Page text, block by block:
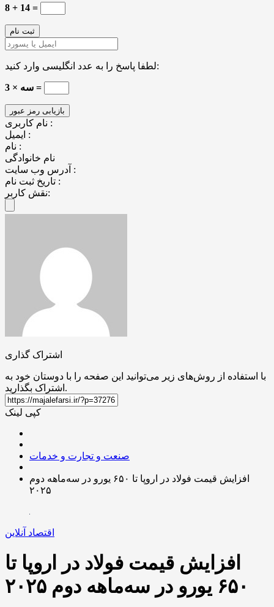
8 + 14 =
لطفا پاسخ را به عدد انگلیسی وارد کنید:
سه × 3 =
نام کاربری :
ایمیل :
نام :
نام خانوادگی
آدرس وب سایت :
تاریخ ثبت نام :
نقش کاربر:
اشتراک گذاری
با استفاده از روش‌های زیر می‌توانید این صفحه را با دوستان خود به
اشتراک بگذارید.
کپی لینک
صنعت و تجارت و خدمات
افزایش قیمت فولاد در اروپا تا ۶۵۰ یورو در سه‌ماهه دوم
۲۰۲۵
اقتصاد آنلاین
افزایش قیمت فولاد در اروپا تا
۶۵۰ یورو در سه‌ماهه دوم ۲۰۲۵